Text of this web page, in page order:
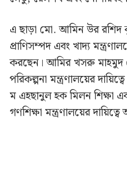
এ ছাড়া মো. আমিন উর রশিদ
প্রাণিসম্পদ এবং খাদ্য
করছেন। আমির খসরু মাহমুদ
পরিকল্পনা মন্ত্রণালয়ের
ম এহছানুল হক মিলন শিক্ষা
গণশিক্ষা মন্ত্রণালয়ের